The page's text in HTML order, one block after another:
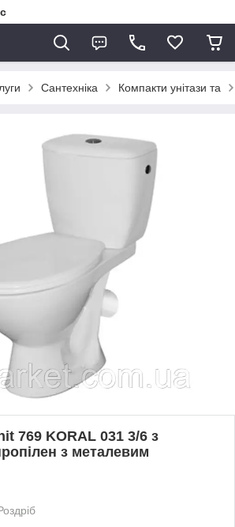
Сантехніка Компакти унітази та
769 KORAL 031 3/6 з
з металевим